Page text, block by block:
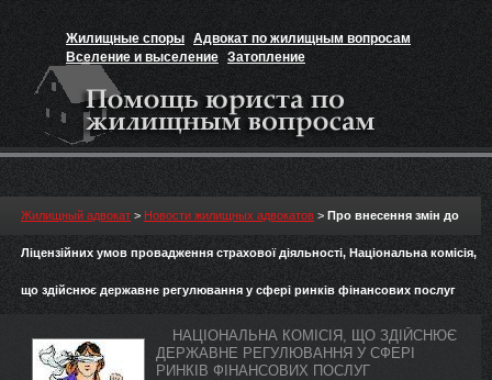
Жилищные споры Адвокат по жилищным вопросам
Вселение и выселение Затопление
Признание прав на жильё
Жилищный адвокат > Новости жилищных адвокатов > Про внесення змін до
Ліцензійних умов провадження страхової діяльності, Національна комісія,
що здійснює державне регулювання у сфері ринків фінансових послуг
НАЦІОНАЛЬНА КОМІСІЯ, ЩО ЗДІЙСНЮЄ
ДЕРЖАВНЕ РЕГУЛЮВАННЯ У СФЕРІ
РИНКІВ ФІНАНСОВИХ ПОСЛУГ